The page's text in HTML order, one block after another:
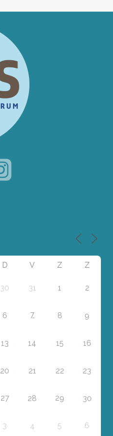
D V Z Z
30 31 1 2
6 7 8 9
13 14 15 16
20 21 22 23
27 28 29 30
3 4 5 6